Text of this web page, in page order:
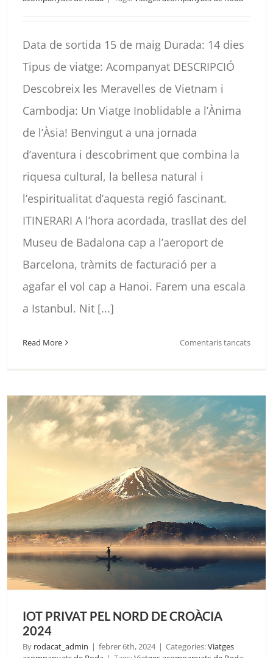
Data de sortida 15 de maig Durada: 14 dies
Tipus de viatge: Acompanyat DESCRIPCIÓ
Descobreix les Meravelles de Vietnam i
Cambodja: Un Viatge Inoblidable a l’Ànima
de l’Àsia! Benvingut a una jornada
d’aventura i descobriment que combina la
riquesa cultural, la bellesa natural i
l’espiritualitat d’aquesta regió fascinant.
ITINERARI A l’hora acordada, trasllat des del
Museu de Badalona cap a l’aeroport de
Barcelona, tràmits de facturació per a
agafar el vol cap a Hanoi. Farem una escala
a Istanbul. Nit [...]
Read More Comentaris tancatsa
VEGAS
2024
IOT PRIVAT PEL NORD DE CROÀCIA
2024
By rodacat_admin | febrer 6th, 2024 | Categories:Viatges